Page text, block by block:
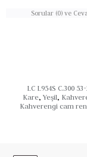
Sorular (0) ve
LC L954S C.300
Kare, Yeşil,
Kahverengi cam